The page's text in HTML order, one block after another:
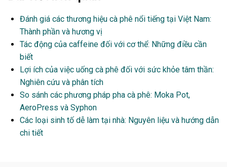
Đánh giá các thương hiệu cà phê nổi tiếng tại Việt Nam:
Thành phần và hương vị
Tác động của caffeine đối với cơ thể: Những điều cần
biết
Lợi ích của việc uống cà phê đối với sức khỏe tâm thần:
Nghiên cứu và phân tích
So sánh các phương pháp pha cà phê: Moka Pot,
AeroPress và Syphon
Các loại sinh tố dễ làm tại nhà: Nguyên liệu và hướng dẫn
chi tiết